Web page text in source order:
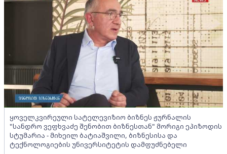
ყოველკვირეული სატელევიზიო ბიზნეს ჟურნალის
"სანდრო ვეფხვაძე შენობით ბიზნესთან" მორიგი ეპიზოდის
სტუმარია - მიხეილ ბატიაშვილი, ბიზნესისა და
ტექნოლოგიების უნივერსიტეტის დამფუძნებელი